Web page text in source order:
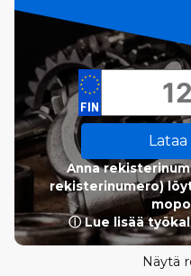
Anna
rekisterinumero)
ⓘ Lue lisää
Näytä